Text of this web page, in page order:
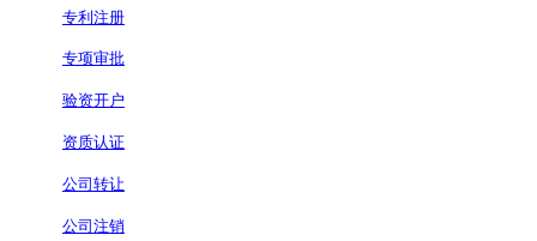
专利注册
专项审批
验资开户
资质认证
公司转让
公司注销